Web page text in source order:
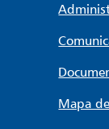
Mapa